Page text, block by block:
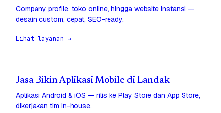
Company profile, toko online, hingga website instansi —
desain custom, cepat, SEO-ready.
Lihat layanan →
Jasa Bikin Aplikasi Mobile di Landak
Aplikasi Android & iOS — rilis ke Play Store dan App Store,
dikerjakan tim in-house.